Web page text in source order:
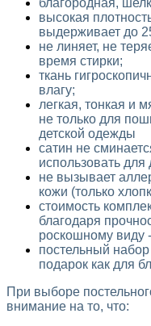
благородная,
высокая
выдерживает до
не линяет, не
время стирки;
ткань
влагу;
легкая, тонкая и
не только для
детской одежды
сатин не
использовать
не вызывает
кожи (только
стоимость
благодаря
роскошному виду
постельный
подарок как для
При выборе
внимание на то, что: